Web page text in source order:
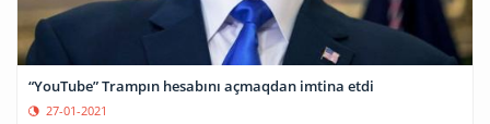
“YouTube” Trampın hesabını açmaqdan imtina etdi
27-01-2021